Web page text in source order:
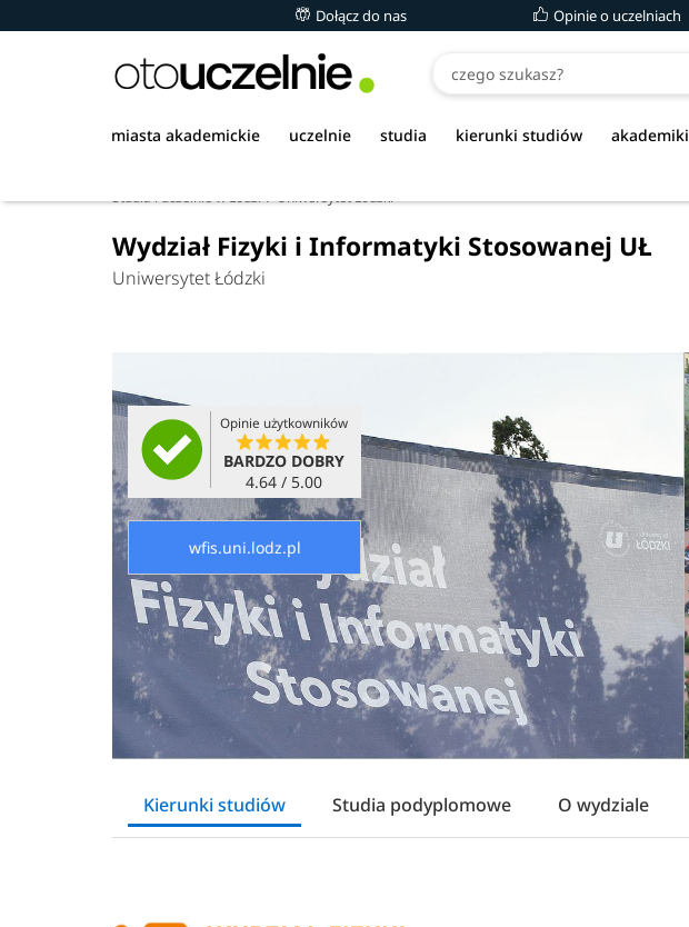
Dołącz do nas Opinie o uczelniach
miasta akademickie uczelnie studia kierunki studiów akademiki
Studia i uczelnie w Łodzi Uniwersytet Łódzki
Wydział Fizyki i Informatyki Stosowanej UŁ
Uniwersytet Łódzki
Opinie użytkowników
BARDZO DOBRY
4.64 / 5.00
wfis.uni.lodz.pl
Kierunki studiów Studia podyplomowe O wydziale